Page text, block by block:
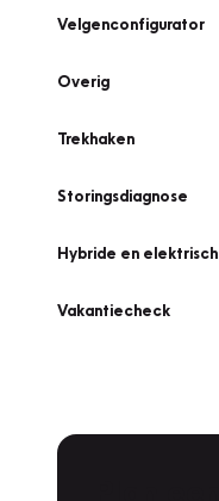
Velgenconfigurator
Overig
Trekhaken
Storingsdiagnose
Hybride en elektrisch
Vakantiecheck